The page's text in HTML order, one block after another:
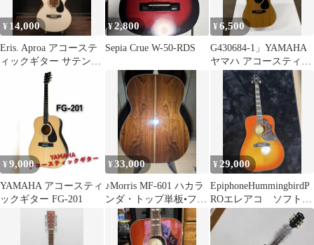
¥ 14,000
Eris. Aproa アコーステ
ィックギター サテンコ
コナッツミルク
¥2,800
Sepia Crue W-50-RDS
¥6,500
G430684-1」YAMAHA
ヤマハ アコースティッ
クギター FG-151B
¥9,000
YAMAHA アコースティ
ックギター FG-201
¥33,000
♪Morris MF-601 ハカラ
ンダ・トップ単板•フォ
ークサイズ♪
¥ 29,000
EpiphoneHummingbirdP
ROエレアコ ソフトケ
ース付き最終値下げ